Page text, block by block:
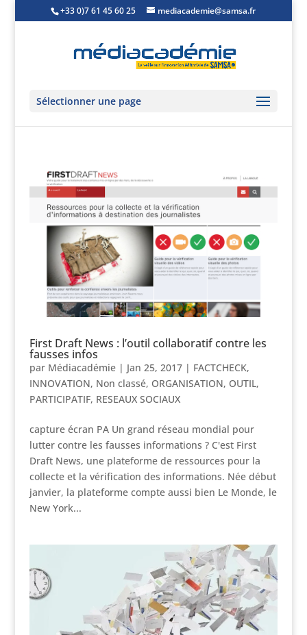
+33 0)7 61 45 60 25 mediacademie@samsa.fr
Sélectionner une page
First Draft News : l’outil collaboratif contre les
fausses infos
par Médiacadémie| Jan 25, 2017| FACTCHECK,
INNOVATION, Non classé, ORGANISATION, OUTIL,
PARTICIPATIF, RESEAUX SOCIAUX
capture écran PA Un grand réseau mondial pour
lutter contre les fausses informations ? C'est First
Draft News, une plateforme de ressources pour la
collecte et la vérification des informations. Née début
janvier, la plateforme compte aussi bien Le Monde, le
New York...